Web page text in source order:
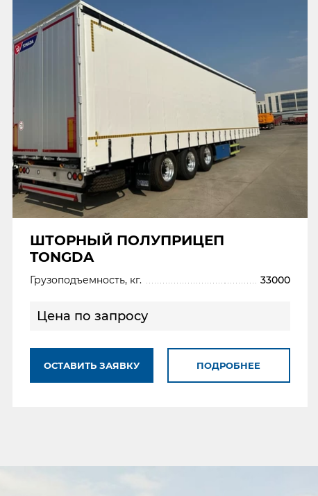
ШТОРНЫЙ ПОЛУПРИЦЕП
TONGDA
Грузоподъемность, кг. 33000
Цена по запросу
ОСТАВИТЬ ЗАЯВКУ ПОДРОБНЕЕ